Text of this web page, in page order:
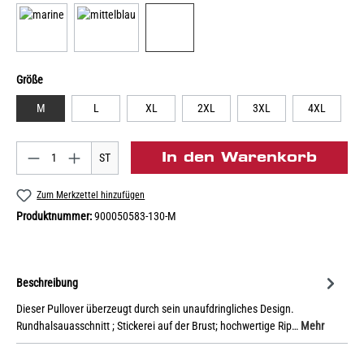
Größe
M L XL 2XL 3XL 4XL
ST In den Warenkorb
Zum Merkzettel hinzufügen
Produktnummer:900050583-130-M
Beschreibung
Dieser Pullover überzeugt durch sein unaufdringliches Design.
Rundhalsauasschnitt ; Stickerei auf der Brust; hochwertige Rip… Mehr